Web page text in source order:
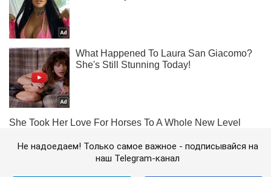
Не надоедаем! Только самое важное - подписывайся на
наш Telegram-канал